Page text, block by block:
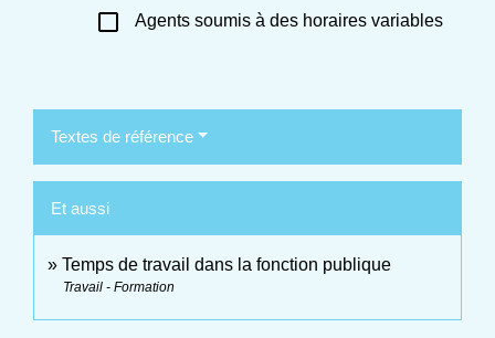
check_box_outline_blank Agents soumis à des horaires variables
Textes de référence
Et aussi
Temps de travail dans la fonction publique
Travail - Formation